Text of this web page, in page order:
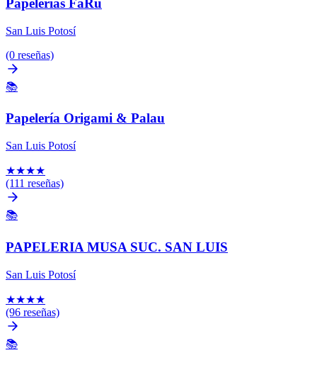
Papelerias FaRu
San Luis Potosí
(0 reseñas)
📚
Papelería Origami & Palau
San Luis Potosí
★★★★
(111 reseñas)
📚
PAPELERIA MUSA SUC. SAN LUIS
San Luis Potosí
★★★★
(96 reseñas)
📚